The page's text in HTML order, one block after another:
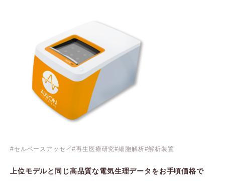
セルベースアッセイ 再生医療研究 細胞解析 解析装置
上位モデルと同じ高品質な電気生理データをお手頃価格で